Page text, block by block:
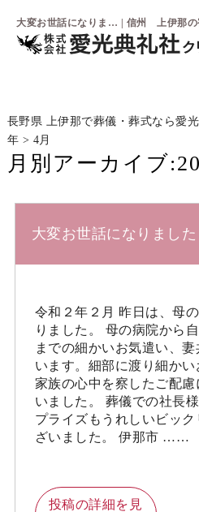
大変お世話になりま… | 信州 上伊那の
長野県 上伊那で葬儀・葬式なら愛
年 > 4月
月別アーカイブ:
大変お世話になりました
令和２年２月 昨日は、母
りました。 母の病院から
までの細かいお気遣い、
います。細部に渡り細か
家族の心中を察したご配
いました。 葬儀での社長
プライズもうれしいビッ
ざいました。 伊那市 ……
投稿の詳細を見